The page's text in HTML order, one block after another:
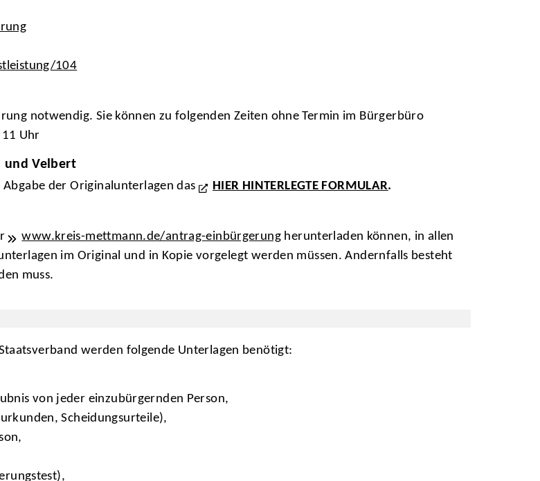
104
notwendig. Sie können zu folgenden Zeiten ohne Termin im Bürgerbüro
Uhr
und Velbert
der Originalunterlagen das HIER HINTERLEGTE FORMULAR.
www.kreis-mettmann.de/antrag-einbürgerung herunterladen können, in allen
im Original und in Kopie vorgelegt werden müssen. Andernfalls besteht
muss.
werden folgende Unterlagen benötigt:
von jeder einzubürgernden Person,
Scheidungsurteile),